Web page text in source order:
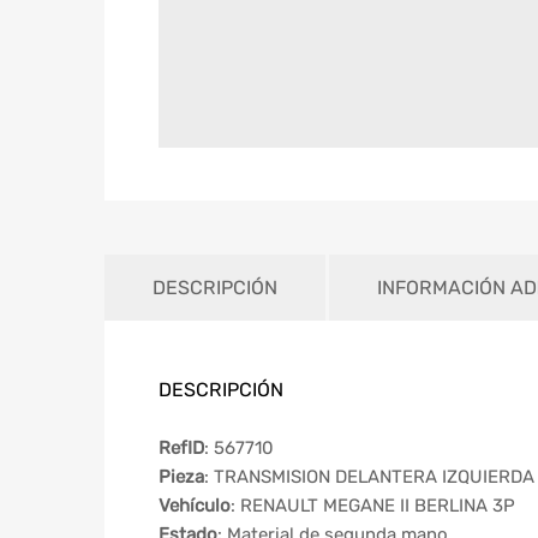
DESCRIPCIÓN INFORMACIÓN
DESCRIPCIÓN
RefID: 567710
Pieza: TRANSMISION DELANTERA IZQUIERDA
Vehículo: RENAULT MEGANE II BERLINA 3P